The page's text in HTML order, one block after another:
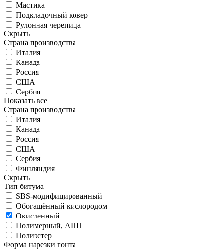
Мастика
Подкладочный ковер
Рулонная черепица
Скрыть
Страна производства
Италия
Канада
Россия
США
Сербия
Показать все
Страна производства
Италия
Канада
Россия
США
Сербия
Финляндия
Скрыть
Тип битума
SBS-модифицированный
Обогащённый кислородом
Окисленный
Полимерный, АПП
Полиэстер
Форма нарезки гонта